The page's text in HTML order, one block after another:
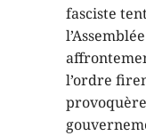
fasciste
l’ordre